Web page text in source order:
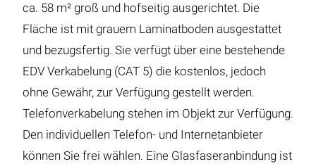
ca. 58 m² groß und hofseitig ausgerichtet. Die
Fläche ist mit grauem Laminatboden ausgestattet
und bezugsfertig. Sie verfügt über eine bestehende
EDV Verkabelung (CAT 5) die kostenlos, jedoch
ohne Gewähr, zur Verfügung gestellt werden.
Telefonverkabelung stehen im Objekt zur Verfügung.
Den individuellen Telefon- und Internetanbieter
können Sie frei wählen. Eine Glasfaseranbindung ist